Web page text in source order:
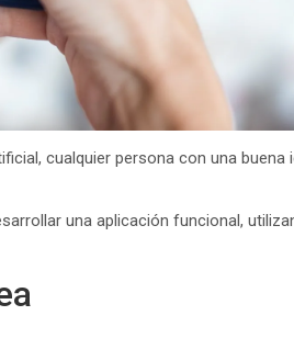
cualquier persona con una buena
una aplicación funcional,